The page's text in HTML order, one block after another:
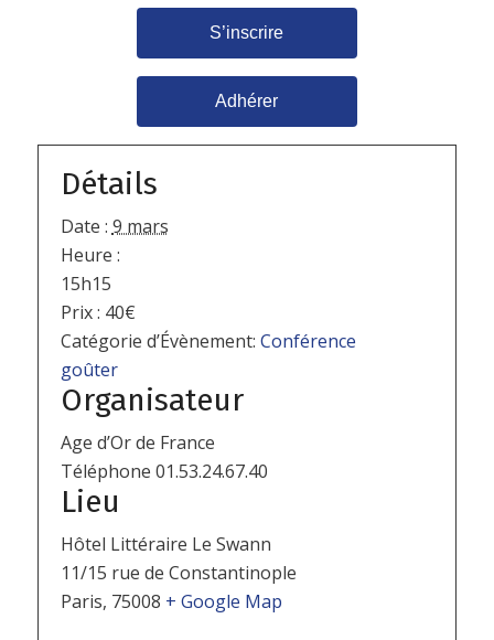
S’inscrire
Adhérer
Détails
Date : 9 mars
Heure :
15h15
Prix : 40€
Catégorie d’Évènement: Conférence
goûter
Lieu
Hôtel Littéraire Le Swann
11/15 rue de Constantinople
Paris, 75008 + Google Map
Organisateur
Age d’Or de France
Téléphone 01.53.24.67.40